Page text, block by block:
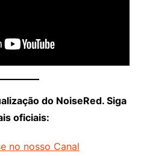
do NoiseRed. Siga
oficiais:
no nosso Canal